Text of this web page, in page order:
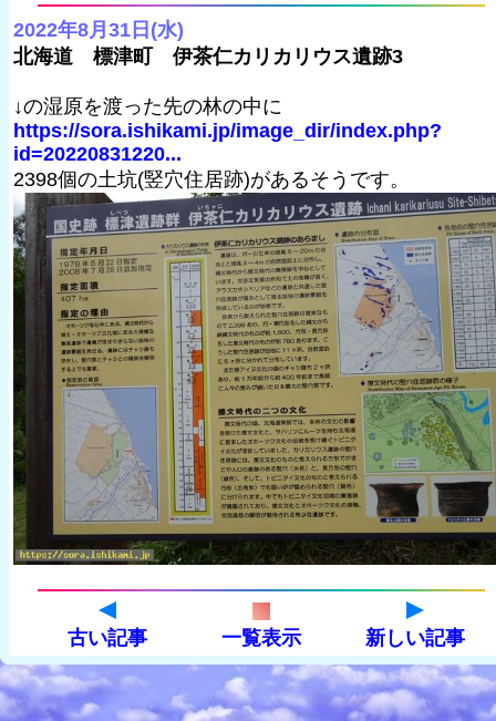
2022年8月31日(水)
北海道 標津町 伊茶仁カリカリウス遺跡3
↓の湿原を渡った先の林の中に
https://sora.ishikami.jp/image_dir/index.php?
id=20220831220...
2398個の土坑(竪穴住居跡)があるそうです。
古い記事 一覧表示 新しい記事